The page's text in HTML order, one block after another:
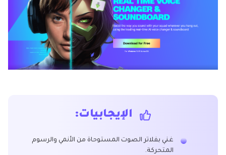
الإيجابيات:
غني بفلاتر الصوت المستوحاة من الأنمي والرسوم
المتحركة.